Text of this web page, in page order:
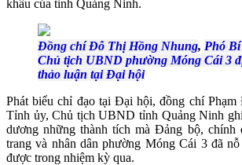
khẩu của tỉnh Quảng Ninh.
Đồng chí Đỗ Thị Hồng Nhung, Phó
Chủ tịch UBND phường Móng Cái 3
thảo luận tại Đại hội
Phát biểu chỉ đạo tại Đại hội, đồng chí
Tỉnh ủy, Chủ tịch UBND tỉnh Quảng Ninh
dương những thành tích mà Đảng bộ, chính
trang và nhân dân phường Móng Cái 3 đã
được trong nhiệm kỳ qua.